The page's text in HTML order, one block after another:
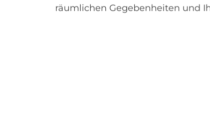
räumlichen Gegebenheiten und